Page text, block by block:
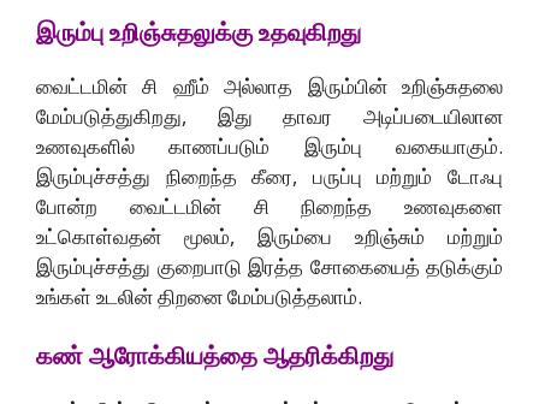
இரும்பு உறிஞ்சுதலுக்கு உதவுகிறது
வைட்டமின் சி ஹீம் அல்லாத இரும்பின் உறிஞ்சுதலை
மேம்படுத்துகிறது, இது தாவர அடிப்படையிலான
உணவுகளில் காணப்படும் இரும்பு வகையாகும்.
இரும்புச்சத்து நிறைந்த கீரை, பருப்பு மற்றும் டோஃபு
போன்ற வைட்டமின் சி நிறைந்த உணவுகளை
உட்கொள்வதன் மூலம், இரும்பை உறிஞ்சும் மற்றும்
இரும்புச்சத்து குறைபாடு இரத்த சோகையைத் தடுக்கும்
உங்கள் உடலின் திறனை மேம்படுத்தலாம்.
கண் ஆரோக்கியத்தை ஆதரிக்கிறது